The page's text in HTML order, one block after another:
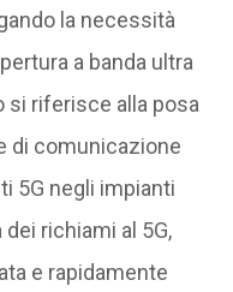
la necessità
a banda ultra
si riferisce alla posa
di comunicazione
5G negli impianti
richiami al 5G,
e rapidamente